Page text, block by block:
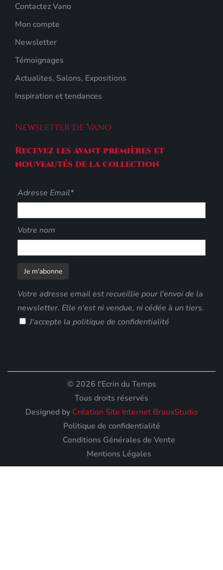
Contactez Vano
Mon compte
Newsletter
Témoignages
Actualites, Salons, Expositions
Inspiration et tendances
Newsletter de Vano
Recevez les avant premières et
nouveautés de la collection
Adresse Email*
Votre nom
Votre adresse email est recueillie pour l'envoi de la
newsletter. Elle n'est ni vendue, ni cédée à un tiers.
J'accepte la politique de confidentialité
© 2026 l'Ecrin du Temps
Tous droits réservés
Designed by Création Site Internet BrauxStudio
Politique de confidentialité
Conditions Générales de Vente
Mentions Légales